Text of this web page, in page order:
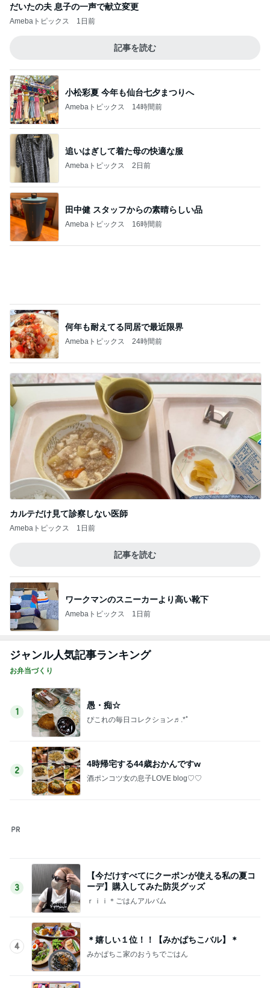
Amebaトピックス 2日前
田中健 スタッフからの素晴らしい品
Amebaトピックス 16時間前
何年も耐えてる同居で最近限界
Amebaトピックス 24時間前
カルテだけ見て診察しない医師
Amebaトピックス
記事を読む
ワークマンのスニーカーより高い靴下
Amebaトピックス 1日前
ジャンル人気記事ランキング
お弁当づくり
愚・痴☆
2
酒ポンコツ女の息子LOVE blog♡♡
3
【今だけすべてにクーポンが使える私の夏コ
ーデ】購入してみた防災グッズ
4
＊嬉しい１位！！【みかぱちこバル】＊
みかぱちこ家のおうちでごはん
5
特別な日に貰った御朱印と山形の肉そばとス
ヌーピー弁当
共に生きる♪ 〜*車椅子の息子とお弁当の記録*〜
次世代掃除機がやってきた！！
Amebaトピックス 12時間前
案の定カッチカチになった小豆アイス
Amebaトピックス 1日前
来年から子供が3人になる家庭